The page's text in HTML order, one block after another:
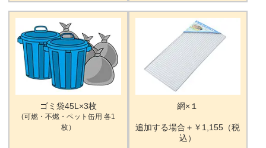
ゴミ袋45L×3枚
(可燃・不燃・ペット缶用 各1
枚）
網×１
追加する場合＋￥1,155（税
込）